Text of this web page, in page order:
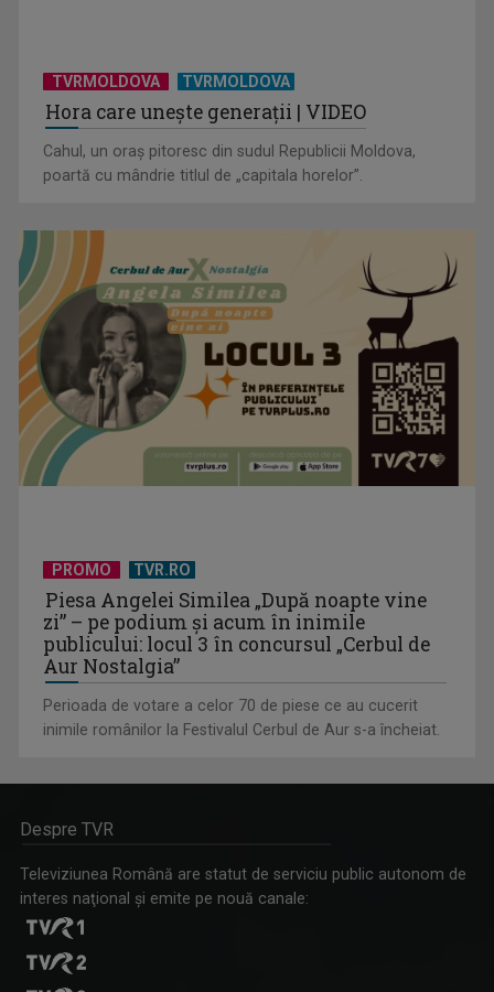
TVRMOLDOVA TVRMOLDOVA
Hora care unește generații | VIDEO
Cahul, un oraș pitoresc din sudul Republicii Moldova,
poartă cu mândrie titlul de „capitala horelor”.
PROMO TVR.RO
Piesa Angelei Similea „După noapte vine
zi” – pe podium şi acum în inimile
publicului: locul 3 în concursul „Cerbul de
Aur Nostalgia”
Perioada de votare a celor 70 de piese ce au cucerit
inimile românilor la Festivalul Cerbul de Aur s-a încheiat.
Despre TVR
Televiziunea Română are statut de serviciu public autonom de
interes naţional şi emite pe nouă canale: